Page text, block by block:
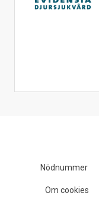
Nödnummer
Om cookies